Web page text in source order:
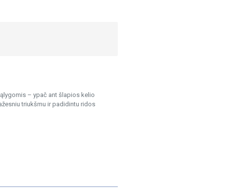
– ypač ant šlapios kelio
triukšmu ir padidintu ridos